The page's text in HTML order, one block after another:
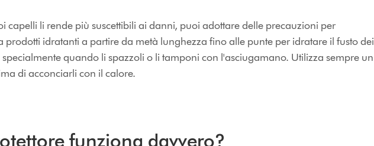
capelli li rende più suscettibili ai danni, puoi adottare delle precauzioni per
prodotti idratanti a partire da metà lunghezza fino alle punte per idratare il fusto dei
specialmente quando li spazzoli o li tamponi con l'asciugamano. Utilizza sempre un
di acconciarli con il calore.
funziona davvero?